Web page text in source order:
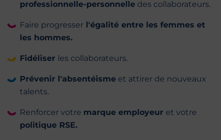
professionnelle-personnelle des collaborateurs.
Faire progresser l'égalité entre les femmes et
les hommes.
Fidéliser les collaborateurs.
Prévenir l'absentéisme et attirer de nouveaux
talents.
Renforcer votre marque employeur et votre
politique RSE.